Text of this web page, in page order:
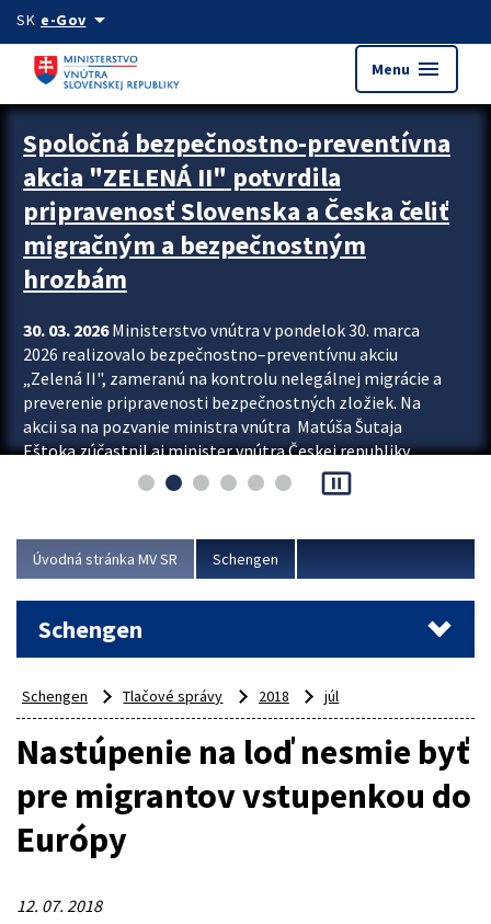
Preskocit na hlavný obsah
SK e-Govarrow_drop_down
Menu menu
Zastavit automatický posun upútavok
Spoločná bezpečnostno-preventívna
akcia "ZELENÁ II" potvrdila
pripravenosť Slovenska a Česka čeliť
migračným a bezpečnostným
hrozbám
30. 03. 2026Ministerstvo vnútra v pondelok 30. marca
2026 realizovalo bezpečnostno–preventívnu akciu
„Zelená II", zameranú na kontrolu nelegálnej migrácie a
preverenie pripravenosti bezpečnostných zložiek. Na
akcii sa na pozvanie ministra vnútra Matúša Šutaja
Eštoka zúčastnil aj minister vnútra Českej republiky
Lubomír Metnar, spolu s ďalšími zahraničnými partnermi.
Cieľom akcie bolo posilniť kontrolné mechanizmy,
demonštrovať pripravenosť Slovenska na možné...
pause_presentation
Úvodná stránka MV SR Schengen
Schengen
Schengen Tlačové správy 2018 júl
Nastúpenie na loď nesmie byť
pre migrantov vstupenkou do
Európy
12. 07. 2018